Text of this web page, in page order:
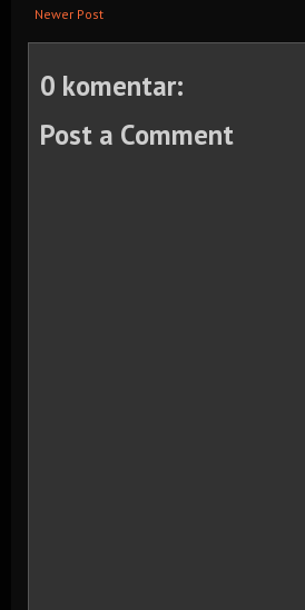
Newer Post
0 komentar:
Post a Comment